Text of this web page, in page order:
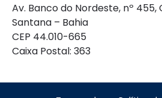
Av. Banco do Nordeste, nº 455,
Santana – Bahia
CEP 44.010-665
Caixa Postal: 363